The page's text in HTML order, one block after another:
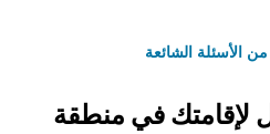
الأسئلة الشائعة
لإقامتك في منطقة